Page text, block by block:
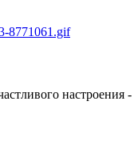
настроения -